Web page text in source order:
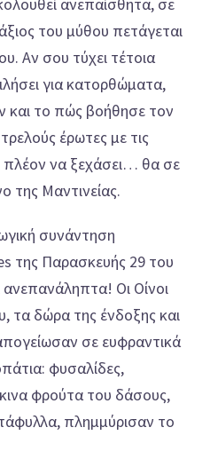
του μύθου πετάγεται
Αν σου τύχει τέτοια
για κατορθώματα,
και το πώς βοήθησε τον
έρωτες με τις
να ξεχάσει… θα σε
της Μαντινείας.
συνάντηση
της Παρασκευής 29 του
Οι Οίνοι
τα δώρα της ένδοξης και
σε ευφραντικά
φυσαλίδες,
φρούτα του δάσους,
πλημμύρισαν το